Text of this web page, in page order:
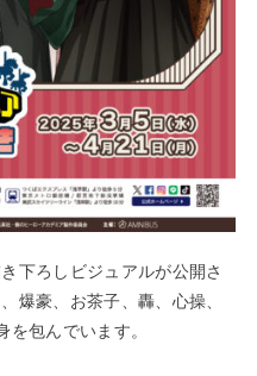
下ろしビジュアルが公開さ
爆豪、お茶子、轟、心操、
包んでいます。